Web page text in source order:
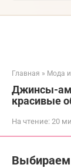
Главная » Мода
Джинсы-
красивые
На чтение: 20
Выбираем